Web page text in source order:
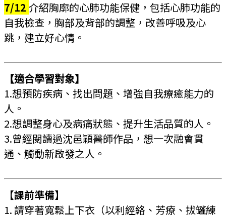
7/12 介紹胸廓的心肺功能保健，包括心肺功能的
自我檢查，胸部及背部的調整，改善呼吸及心
跳，建立好心情。
【適合學習對象】
1.想預防疾病、找出問題、增強自我療癒能力的
人。
2.想調整身心及病痛狀態、提升生活品質的人。
3.曾經閱讀過沈邑穎醫師作品，想一次融會貫
通、觸動新啟發之人。
【課前準備】
1. 請穿著寬鬆上下衣（以利經絡、芳療、拔罐練